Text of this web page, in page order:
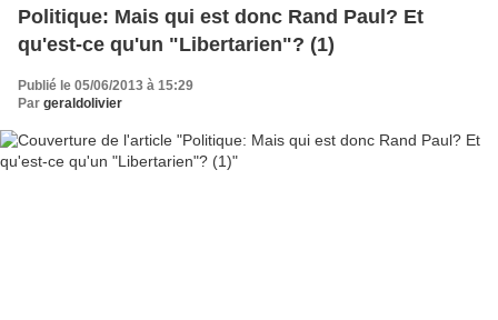
Politique: Mais qui est donc Rand Paul? Et
qu'est-ce qu'un "Libertarien"? (1)
Publié le 05/06/2013 à 15:29
Par geraldolivier